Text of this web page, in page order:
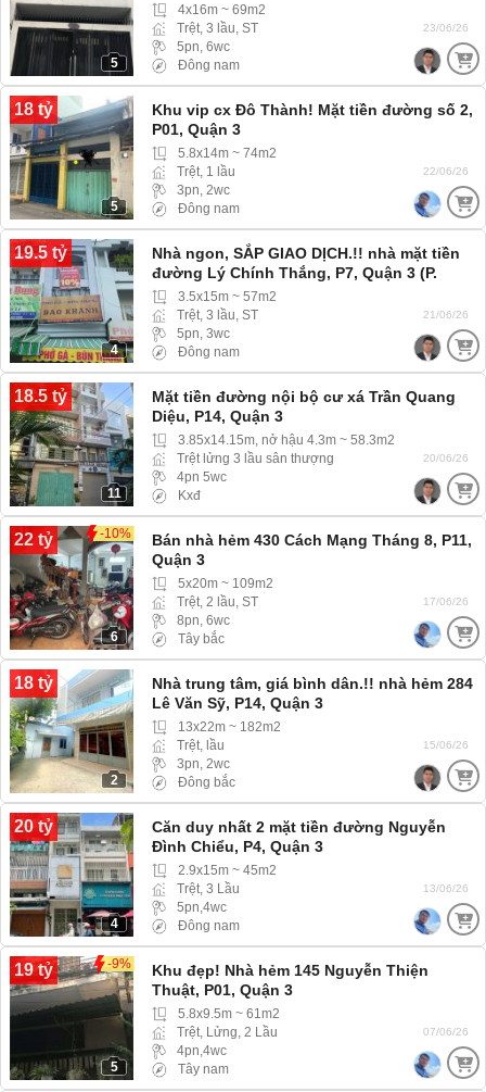
5
4x16m ~ 69m2
Trệt, 3 lầu, ST
5pn, 6wc
Đông nam
23/06/26
18 tỷ
5
Khu vip cx Đô Thành! Mặt tiền đường số 2,
P01, Quận 3
5.8x14m ~ 74m2
Trệt, 1 lầu
3pn, 2wc
Đông nam
22/06/26
19.5 tỷ
4
Nhà ngon, SẮP GIAO DỊCH.!! nhà mặt tiền
đường Lý Chính Thắng, P7, Quận 3 (P.
Xuân Hòa)
3.5x15m ~ 57m2
Trệt, 3 lầu, ST
5pn, 3wc
Đông nam
21/06/26
18.5 tỷ
11
Mặt tiền đường nội bộ cư xá Trần Quang
Diệu, P14, Quận 3
3.85x14.15m, nở hậu 4.3m ~ 58.3m2
Trệt lửng 3 lầu sân thượng
4pn 5wc
Kxđ
20/06/26
22 tỷ -10%
6
Bán nhà hẻm 430 Cách Mạng Tháng 8, P11,
Quận 3
5x20m ~ 109m2
Trệt, 2 lầu, ST
8pn, 6wc
Tây bắc
17/06/26
18 tỷ
2
Nhà trung tâm, giá bình dân.!! nhà hẻm 284
Lê Văn Sỹ, P14, Quận 3
13x22m ~ 182m2
Trệt, lầu
3pn, 2wc
Đông bắc
15/06/26
20 tỷ
4
Căn duy nhất 2 mặt tiền đường Nguyễn
Đình Chiểu, P4, Quận 3
2.9x15m ~ 45m2
Trệt, 3 Lầu
5pn,4wc
Đông nam
13/06/26
19 tỷ -9%
5
Khu đẹp! Nhà hẻm 145 Nguyễn Thiện
Thuật, P01, Quận 3
5.8x9.5m ~ 61m2
Trệt, Lửng, 2 Lầu
4pn,4wc
Tây nam
07/06/26